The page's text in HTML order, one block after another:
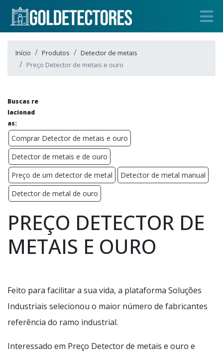
Início Produtos
Detector de metais
Preço Detector de metais e ouro
Buscas re
lacionad
as:
Comprar Detector de metais e ouro
Detector de metais e de ouro
Preço de um detector de metal
Detector de metal manual
Detector de metal de ouro
PREÇO DETECTOR DE
METAIS E OURO
Feito para facilitar a sua vida, a plataforma Soluções
Industriais selecionou o maior número de fabricantes
referência do ramo industrial.
Interessado em Preço Detector de metais e ouro e